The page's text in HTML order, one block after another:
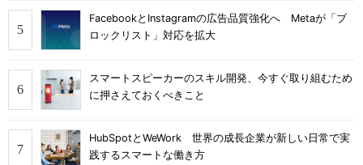
FacebookとInstagramの広告品質強化へ Metaが「ブ
ロックリスト」対応を拡大
スマートスピーカーのスキル開発、今すぐ取り組むため
に押さえておくべきこと
HubSpotとWeWork 世界の成長企業が新しい日常で実
践するスマートな働き方